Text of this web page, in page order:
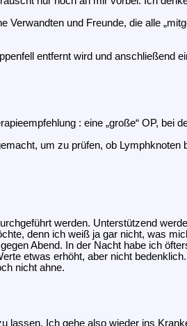
und Freunde, die alle
entfernt wird und anschließend
: eine „große“ OP, bei
um zu prüfen, ob
werden. Unterstützend
denn ich weiß ja gar nicht, was
Abend. In der Nacht habe ich
etwas erhöht, aber nicht
nicht ahne.
Ich gehe also wieder ins